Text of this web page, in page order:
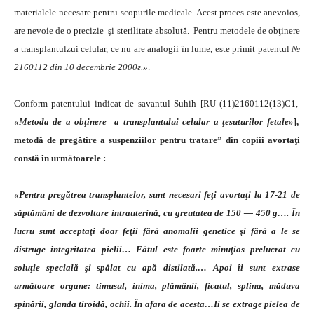
materialele necesare pentru scopurile medicale. Acest proces este anevoios,
are nevoie de o precizie şi sterilitate absolută. Pentru metodele de obţinere
a transplantulzui celular, ce nu are analogii în lume, este primit patentul№
2160112 din 10 decembrie 2000г.».
Conform patentului indicat de savantul Suhih [RU (11)2160112(13)C1,
«Metoda de a obţinere a transplantului celular a ţesuturilor fetale»],
metodă de pregătire a suspenziilor pentru tratare” din copiii avortaţi
constă în următoarele :
«Pentru pregătrea transplantelor, sunt necesari feţi avortaţi la 17-21 de
săptămâni de dezvoltare intrauterină, cu greutatea de 150 — 450g…. În
lucru sunt acceptaţi doar feţii fără anomalii genetice şi fără a le se
distruge integritatea pielii… Fătul este foarte minuţios prelucrat cu
soluţie specială şi spălat cu apă distilată.… Apoi îi sunt extrase
următoare organe: timusul, inima, plămânii, ficatul, splina, măduva
spinării, glanda tiroidă, ochii. În afara de acesta…Ii se extragepielea de